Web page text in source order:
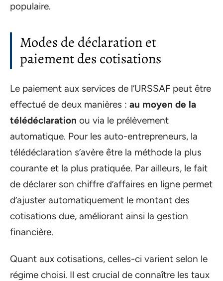
populaire.
Modes de déclaration et
paiement des cotisations
Le paiement aux services de l’URSSAF peut être
effectué de deux manières : au moyen de la
télédéclaration ou via le prélèvement
automatique. Pour les auto-entrepreneurs, la
télédéclaration s’avère être la méthode la plus
courante et la plus pratiquée. Par ailleurs, le fait
de déclarer son chiffre d’affaires en ligne permet
d’ajuster automatiquement le montant des
cotisations due, améliorant ainsi la gestion
financière.
Quant aux cotisations, celles-ci varient selon le
régime choisi. Il est crucial de connaître les taux